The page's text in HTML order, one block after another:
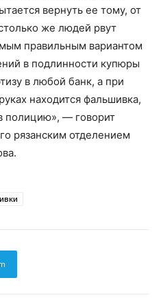
вернуть ее тому, от
же людей рвут
правильным вариантом
в подлинности купюры
в любой банк, а при
находится фальшивка,
полицию», — говорит
рязанским отделением